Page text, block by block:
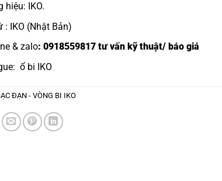
hiệu: IKO.
: IKO (Nhật Bản)
& zalo: 0918559817 tư vấn kỹ thuật/ báo giá
ổ bi IKO
ĐẠN - VÒNG BI IKO